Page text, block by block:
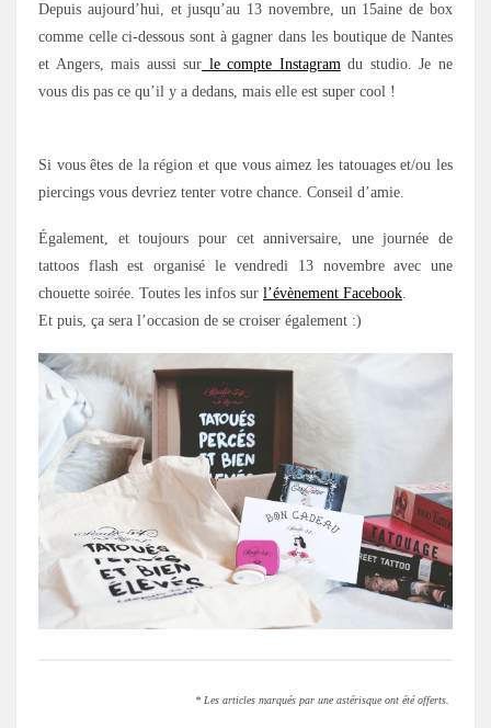
Depuis aujourd’hui, et jusqu’au 13 novembre, un 15aine de box
comme celle ci-dessous sont à gagner dans les boutique de Nantes
et Angers, mais aussi sur le compte Instagramdu studio. Je ne
vous dis pas ce qu’il y a dedans, mais elle est super cool !
Si vous êtes de la région et que vous aimez les tatouages et/ou les
piercings vous devriez tenter votre chance. Conseil d’amie.
Également, et toujours pour cet anniversaire, une journée de
tattoos flash est organisé le vendredi 13 novembre avec une
chouette soirée. Toutes les infos sur l’évènement Facebook.
Et puis, ça sera l’occasion de se croiser également :)
* Les articles marqués par une astérisque ont été offerts.